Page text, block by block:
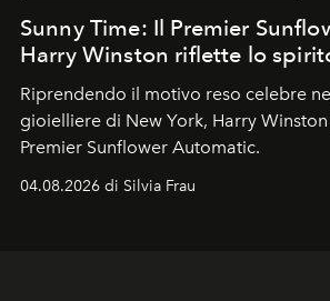
Sunny Time: Il Premier
Harry Winston riflette lo
Riprendendo il motivo reso celebre
gioielliere di New York, Harry Winston
Premier Sunflower Automatic.
04.08.2026 di Silvia Frau